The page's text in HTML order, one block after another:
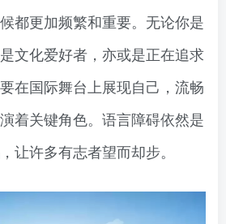
都更加频繁和重要。无论你是
文化爱好者，亦或是正在追求
在国际舞台上展现自己，流畅
着关键角色。语言障碍依然是
让许多有志者望而却步。